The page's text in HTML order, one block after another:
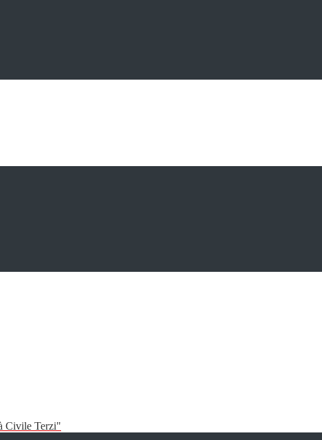
Civile Terzi"